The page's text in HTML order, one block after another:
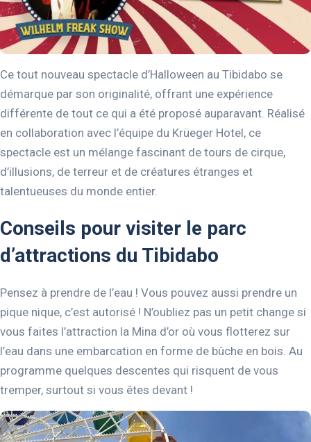
Ce tout nouveau spectacle d’Halloween au Tibidabo se
démarque par son originalité, offrant une expérience
différente de tout ce qui a été proposé auparavant. Réalisé
en collaboration avec l’équipe du Krüeger Hotel, ce
spectacle est un mélange fascinant de tours de cirque,
d’illusions, de terreur et de créatures étranges et
talentueuses du monde entier.
Conseils pour visiter le parc
d’attractions du Tibidabo
Pensez à prendre de l’eau ! Vous pouvez aussi prendre un
pique nique, c’est autorisé ! N’oubliez pas un petit change si
vous faites l’attraction la Mina d’or où vous flotterez sur
l’eau dans une embarcation en forme de bûche en bois. Au
programme quelques descentes qui risquent de vous
tremper, surtout si vous êtes devant !